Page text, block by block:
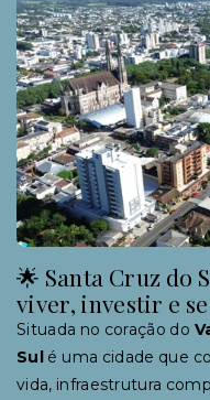
🌟 Santa Cruz do
viver, investir e
Situada no coração do
Sulé uma cidade que
vida, infraestrutura